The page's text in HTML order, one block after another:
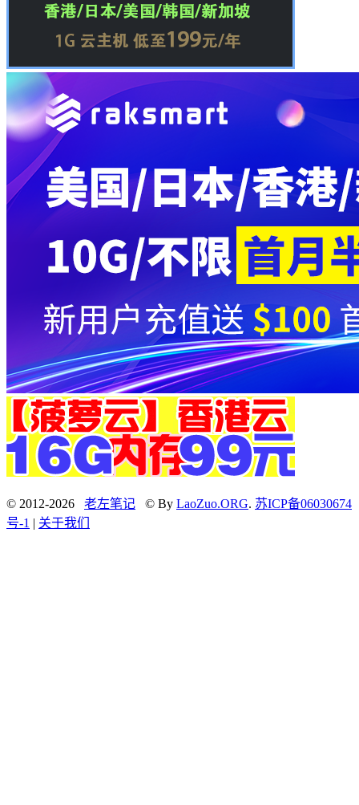
© 2012-2026 老左笔记 © By LaoZuo.ORG. 苏ICP备06030674
号-1 | 关于我们